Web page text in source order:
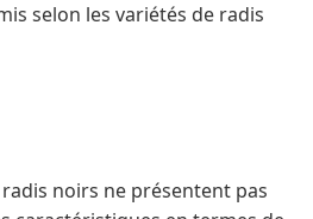
selon les variétés de radis
noirs ne présentent pas